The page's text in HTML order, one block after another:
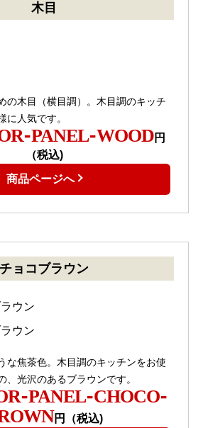
木目
の木目（横目調）。木目調のキッチ
に人気です。
PANEL-WOOD円
（税込)
商品ページへ
チョコブラウン
な焦茶色。木目調のキッチンをお使
、光沢のあるブラウンです。
PANEL-CHOCO-
円（税込)